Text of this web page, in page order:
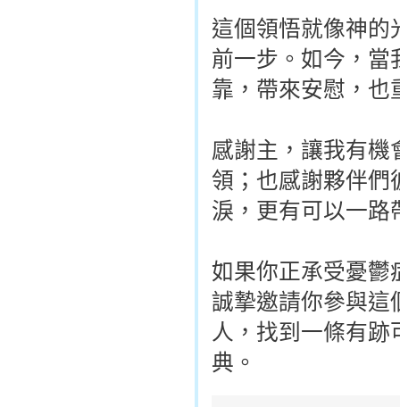
這個領悟就像神的
前一步。如今，當
靠，帶來安慰，也
感謝主，讓我有機
領；也感謝夥伴們
淚，更有可以一路
如果你正承受憂鬱
誠摯邀請你參與這
人，找到一條有
典。